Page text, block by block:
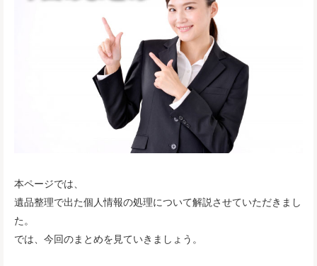
本ページでは、
遺品整理で出た個人情報の処理について解説させていただきまし
た。
では、今回のまとめを見ていきましょう。